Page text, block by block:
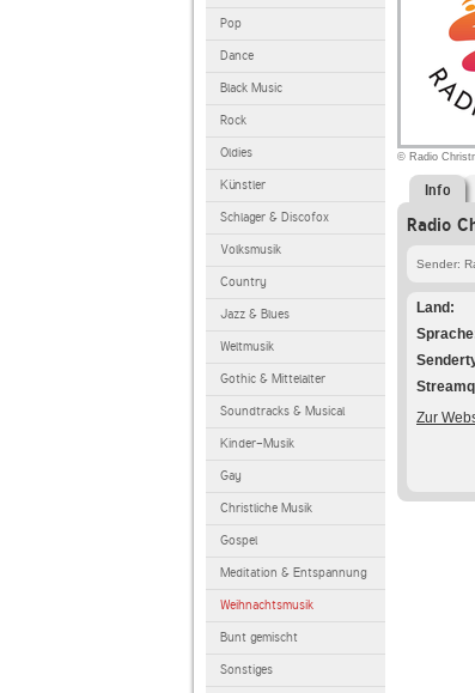
Pop
Dance
Black Music
Rock
Oldies
Künstler
Schlager & Discofox
Volksmusik
Country
Jazz & Blues
Weltmusik
Gothic & Mittelalter
Soundtracks & Musical
Kinder-Musik
Gay
Christliche Musik
Gospel
Meditation & Entspannung
Weihnachtsmusik
Bunt gemischt
Sonstiges
© Radio
Info
Radio
Sender:
Land
Sprache
Zur